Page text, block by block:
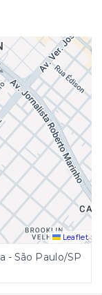
Leaflet
- São Paulo/SP